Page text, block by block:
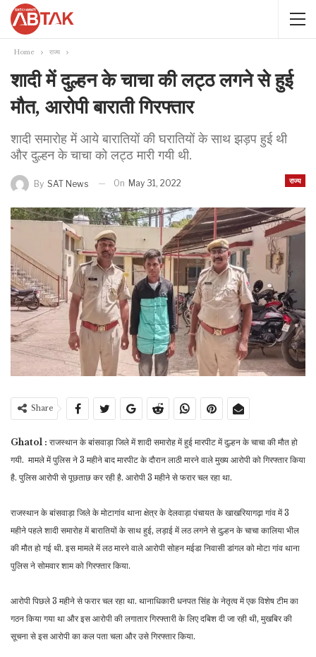
Home राज्य
शादी में दुल्हन के चाचा की लट्ठ लगने से हुई
मौत, आरोपी बाराती गिरफ्तार
शादी समारोह में आये बारातियों की घरातियों के साथ झड़प हुई थी
और दुल्हन के चाचा को लट्ठ मारी गयी थी.
राज्य
By SAT News On May 31, 2022
Share
Ghatol : राजस्थान के बांसवाड़ा जिले में शादी समारोह में हुई मारपीट में दुल्हन के चाचा की मौत हो
गयी. मामले में पुलिस ने 3 महीने बाद मारपीट के दौरान लाठी मारने वाले मुख्य आरोपी को गिरफ्तार किया
है. पुलिस आरोपी से पूछताछ कर रही है. आरोपी 3 महीने से फरार चल रहा था.
राजस्थान के बांसवाड़ा जिले के मोटागांव थाना क्षेत्र के देलवाड़ा पंचायत के खाखरियागढ़ा गांव में 3
महीने पहले शादी समारोह में बारातियों के साथ हुई, लड़ाई में लठ लगने से दुल्हन के चाचा कालिया भील
की मौत हो गई थी. इस मामले में लठ मारने वाले आरोपी सोहन मईडा निवासी डांगल को मोटा गांव थाना
पुलिस ने सोमवार शाम को गिरफ्तार किया.
आरोपी पिछले 3 महीने से फरार चल रहा था. थानाधिकारी धनपत सिंह के नेतृत्व में एक विशेष टीम का
गठन किया गया था और इस आरोपी की लगातार गिरफ्तारी के लिए दबिश दी जा रही थी, मुखबिर की
सूचना से इस आरोपी का कल पता चला और उसे गिरफ्तार किया.